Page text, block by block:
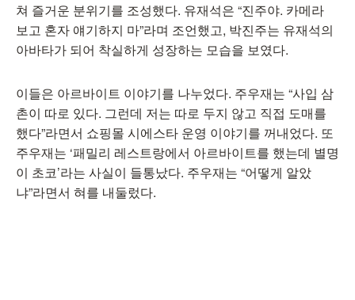
쳐 즐거운 분위기를 조성했다. 유재석은 “진주야. 카메라
보고 혼자 얘기하지 마”라며 조언했고, 박진주는 유재석의
아바타가 되어 착실하게 성장하는 모습을 보였다.
이들은 아르바이트 이야기를 나누었다. 주우재는 “사입 삼
촌이 따로 있다. 그런데 저는 따로 두지 않고 직접 도매를
했다”라면서 쇼핑몰 시에스타 운영 이야기를 꺼내었다. 또
주우재는 ‘패밀리 레스트랑에서 아르바이트를 했는데 별명
이 초코’라는 사실이 들통났다. 주우재는 “어떻게 알았
냐”라면서 혀를 내둘렀다.